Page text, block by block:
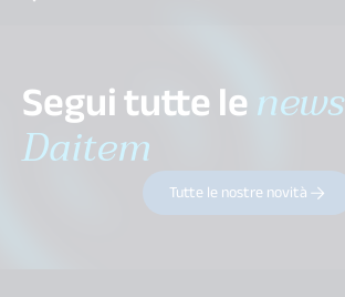
Segui tutte lenews
Daitem
Tutte le nostre novità